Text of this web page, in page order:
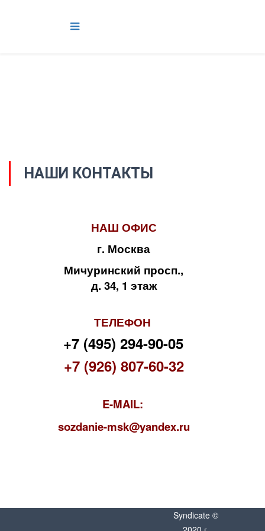
НАШИ КОНТАКТЫ
НАШ ОФИС
г. Москва
Мичуринский просп.,
д. 34, 1 этаж
ТЕЛЕФОН
+7 (495) 294-90-05
+7 (926) 807-60-32
E-MAIL:
sozdanie-msk@yandex.ru
Syndicate ©